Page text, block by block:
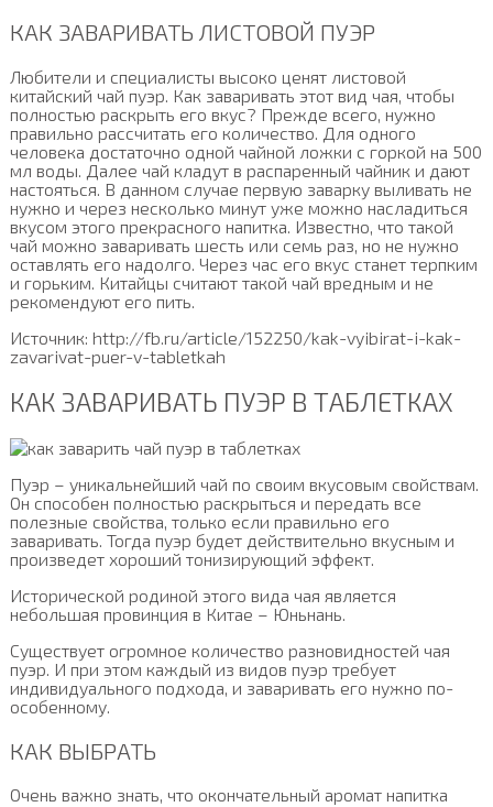
КАК ЗАВАРИВАТЬ ЛИСТОВОЙ ПУЭР
Любители и специалисты высоко ценят листовой
китайский чай пуэр. Как заваривать этот вид чая, чтобы
полностью раскрыть его вкус? Прежде всего, нужно
правильно рассчитать его количество. Для одного
человека достаточно одной чайной ложки с горкой на 500
мл воды. Далее чай кладут в распаренный чайник и дают
настояться. В данном случае первую заварку выливать не
нужно и через несколько минут уже можно насладиться
вкусом этого прекрасного напитка. Известно, что такой
чай можно заваривать шесть или семь раз, но не нужно
оставлять его надолго. Через час его вкус станет терпким
и горьким. Китайцы считают такой чай вредным и не
рекомендуют его пить.
Источник: http://fb.ru/article/152250/kak-vyibirat-i-kak-
zavarivat-puer-v-tabletkah
КАК ЗАВАРИВАТЬ ПУЭР В ТАБЛЕТКАХ
Пуэр – уникальнейший чай по своим вкусовым свойствам.
Он способен полностью раскрыться и передать все
полезные свойства, только если правильно его
заваривать. Тогда пуэр будет действительно вкусным и
произведет хороший тонизирующий эффект.
Исторической родиной этого вида чая является
небольшая провинция в Китае – Юньнань.
Существует огромное количество разновидностей чая
пуэр. И при этом каждый из видов пуэр требует
индивидуального подхода, и заваривать его нужно по-
особенному.
КАК ВЫБРАТЬ
Очень важно знать, что окончательный аромат напитка